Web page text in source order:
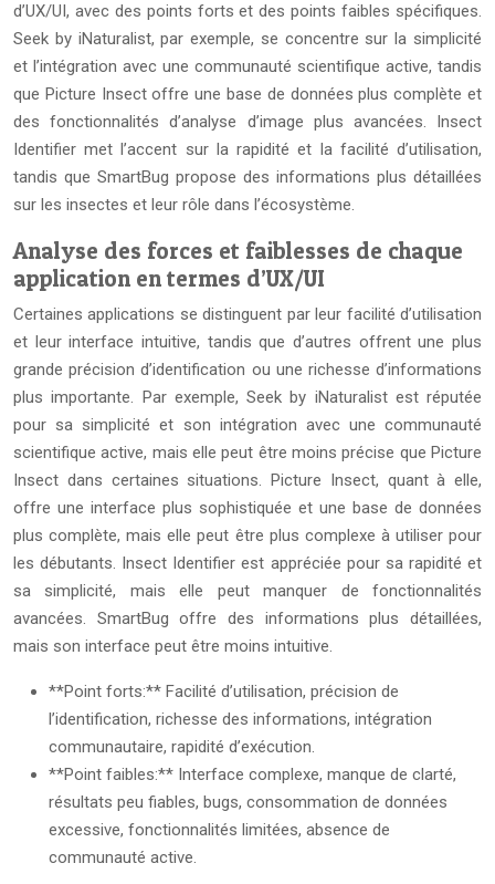
d’UX/UI, avec des points forts et des points faibles spécifiques.
Seek by iNaturalist, par exemple, se concentre sur la simplicité
et l’intégration avec une communauté scientifique active, tandis
que Picture Insect offre une base de données plus complète et
des fonctionnalités d’analyse d’image plus avancées. Insect
Identifier met l’accent sur la rapidité et la facilité d’utilisation,
tandis que SmartBug propose des informations plus détaillées
sur les insectes et leur rôle dans l’écosystème.
Analyse des forces et faiblesses de chaque
application en termes d’UX/UI
Certaines applications se distinguent par leur facilité d’utilisation
et leur interface intuitive, tandis que d’autres offrent une plus
grande précision d’identification ou une richesse d’informations
plus importante. Par exemple, Seek by iNaturalist est réputée
pour sa simplicité et son intégration avec une communauté
scientifique active, mais elle peut être moins précise que Picture
Insect dans certaines situations. Picture Insect, quant à elle,
offre une interface plus sophistiquée et une base de données
plus complète, mais elle peut être plus complexe à utiliser pour
les débutants. Insect Identifier est appréciée pour sa rapidité et
sa simplicité, mais elle peut manquer de fonctionnalités
avancées. SmartBug offre des informations plus détaillées,
mais son interface peut être moins intuitive.
**Point forts:** Facilité d’utilisation, précision de
l’identification, richesse des informations, intégration
communautaire, rapidité d’exécution.
**Point faibles:** Interface complexe, manque de clarté,
résultats peu fiables, bugs, consommation de données
excessive, fonctionnalités limitées, absence de
communauté active.